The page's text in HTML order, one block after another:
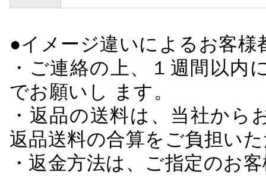
●イメージ違いによるお客
・ご連絡の上、１週間以
でお願いし ます。
・返品の送料は、当社か
返品送料の合算をご負担い
・返金方法は、ご指定のお